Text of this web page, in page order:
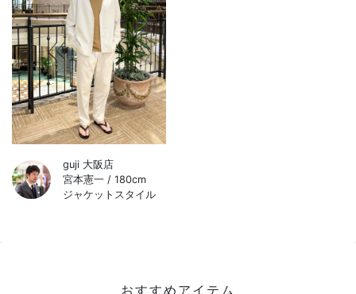
guji 大阪店
宮本憲一 / 180cm
ジャケットスタイル
おすすめアイテム